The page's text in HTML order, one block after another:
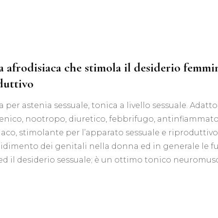
Richiedi Informazioni
afrodisiaca che stimola il desiderio
per astenia sessuale, tonica a livello sessuale.
nootropo, diuretico, febbrifugo,
stimolante per l’apparato sessuale e
dei genitali nella donna ed in generale le
il desiderio sessuale; è un ottimo tonico